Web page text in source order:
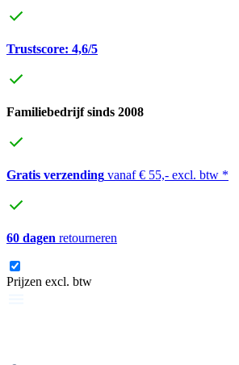
Trustscore: 4,6/5
Familiebedrijf sinds 2008
Gratis verzending vanaf € 55,- excl. btw *
60 dagen retourneren
Prijzen excl. btw